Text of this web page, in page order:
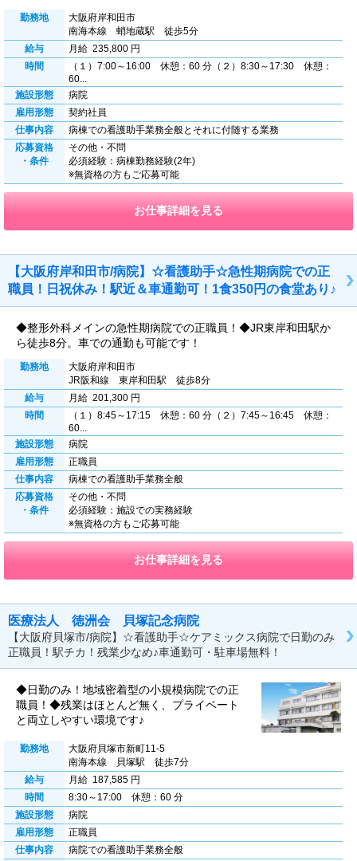
勤務地
大阪府岸和田市
南海本線 蛸地蔵駅 徒歩5分
給与
月給 235,800 円
時間
（１）7:00～16:00 休憩：60 分（２）8:30～17:30 休憩：
60...
施設形態
病院
雇用形態
契約社員
仕事内容
病棟での看護助手業務全般とそれに付随する業務
応募資格
・条件
その他・不問
必須経験：病棟勤務経験(2年)
※無資格の方もご応募可能
お仕事詳細を見る
【大阪府岸和田市/病院】☆看護助手☆急性期病院での正
職員！日祝休み！駅近＆車通勤可！1食350円の食堂あり♪
◆整形外科メインの急性期病院での正職員！◆JR東岸和田駅か
ら徒歩8分。車での通勤も可能です！
勤務地
大阪府岸和田市
JR阪和線 東岸和田駅 徒歩8分
給与
月給 201,300 円
時間
（１）8:45～17:15 休憩：60 分（２）7:45～16:45 休憩：
60...
施設形態
病院
雇用形態
正職員
仕事内容
病棟での看護助手業務全般
応募資格
・条件
その他・不問
必須経験：施設での実務経験
※無資格の方もご応募可能
お仕事詳細を見る
医療法人 徳洲会 貝塚記念病院
【大阪府貝塚市/病院】☆看護助手☆ケアミックス病院で日勤のみ
正職員！駅チカ！残業少なめ♪車通勤可・駐車場無料！
◆日勤のみ！地域密着型の小規模病院での正
職員！◆残業はほとんど無く、プライベート
と両立しやすい環境です♪
勤務地
大阪府貝塚市新町11-5
南海本線 貝塚駅 徒歩7分
給与
月給 187,585 円
時間
8:30～17:00 休憩：60 分
施設形態
病院
雇用形態
正職員
仕事内容
病院での看護助手業務全般